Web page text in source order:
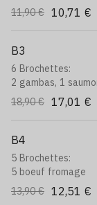
11,90 € 10,71 €
B3
6 Brochettes:
2 gambas, 1
18,90 € 17,01 €
B4
5 Brochettes:
5 boeuf fromage
13,90 € 12,51 €